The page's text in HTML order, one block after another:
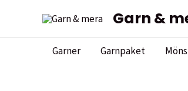
Garn &
Garner Garnpaket